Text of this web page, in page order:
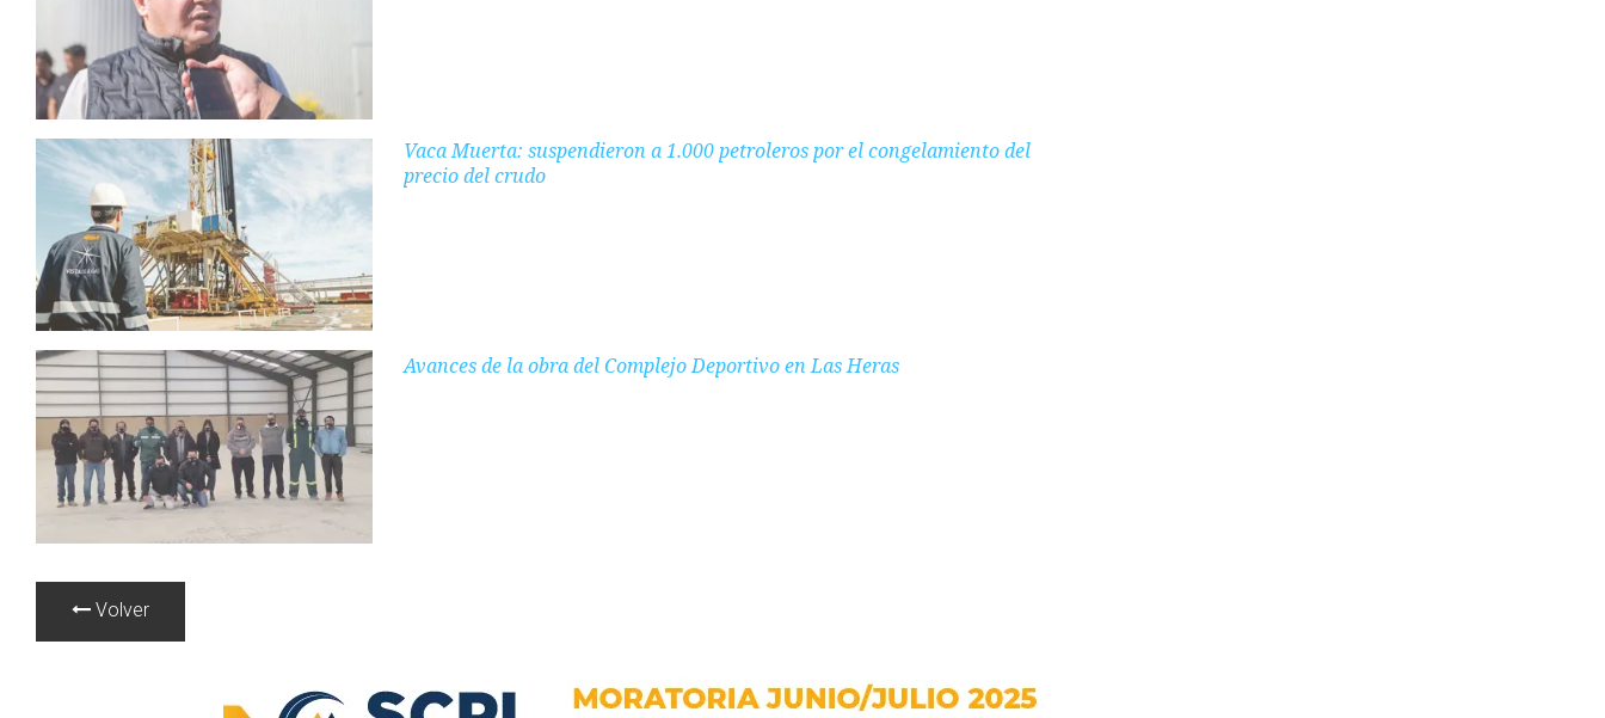
Vaca Muerta: suspendieron a 1.000 petroleros por el congelamiento del
precio del crudo
Avances de la obra del Complejo Deportivo en Las Heras
Volver